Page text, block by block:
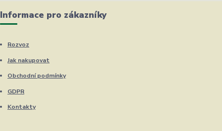
Informace pro zákazníky
Rozvoz
Jak nakupovat
Obchodní podmínky
GDPR
Kontakty